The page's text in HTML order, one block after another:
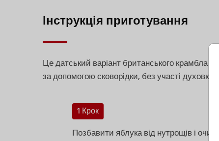
Інструкція приготування
Це датський варіант британського крамбла —
за допомогою сковорідки, без участі духовки.
1 Крок
Позбавити яблука від нутрощів і